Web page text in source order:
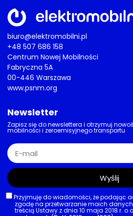
biuro@elektromobilni.pl
+48 507 686 158
Centrum Nowej Mobilności
Fabryczna 5A
00-446 Warszawa
www.psnm.org
Newsletter
Zapisz się do newslettera i otrzymuj
mobilności i zeroemisyjnego transportu
Przyjmuję do wiadomości, że podając
zgodę na przetwarzanie moich
treścią Ustawy z dnia 10 maja 2018 r. o
Wyślij